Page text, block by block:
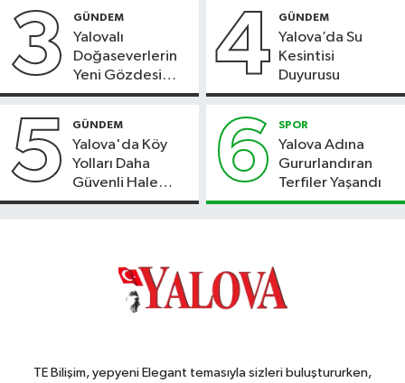
3 GÜNDEM
Yalovalı
Doğaseverlerin
Yeni Gözdesi
Bolu'daki Meyve
4 GÜNDEM
Yalova’da Su
Kesintisi
Duyurusu
5 GÜNDEM
Yalova'da Köy
Yolları Daha
Güvenli Hale
Geliyor
6 SPOR
Yalova Adına
Gururlandıran
Terfiler Yaşandı
TE Bilişim, yepyeni Elegant temasıyla sizleri buluştururken,